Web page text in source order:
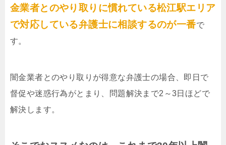
金業者とのやり取りに慣れている松江駅エリア
で対応している弁護士に相談するのが一番で
す。
闇金業者とのやり取りが得意な弁護士の場合、即日で
督促や迷惑行為がとまり、問題解決まで2～3日ほどで
解決します。